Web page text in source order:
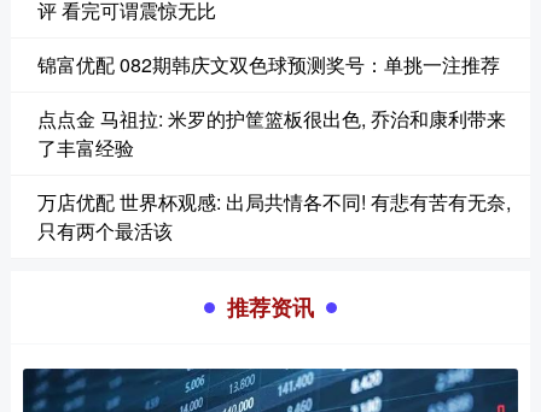
评 看完可谓震惊无比
锦富优配 082期韩庆文双色球预测奖号：单挑一注推荐
点点金 马祖拉: 米罗的护筐篮板很出色, 乔治和康利带来
了丰富经验
万店优配 世界杯观感: 出局共情各不同! 有悲有苦有无奈,
只有两个最活该
推荐资讯